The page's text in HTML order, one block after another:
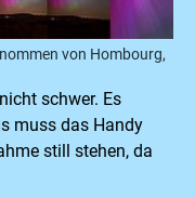
von Hombourg,
schwer. Es
muss das Handy
still stehen, da